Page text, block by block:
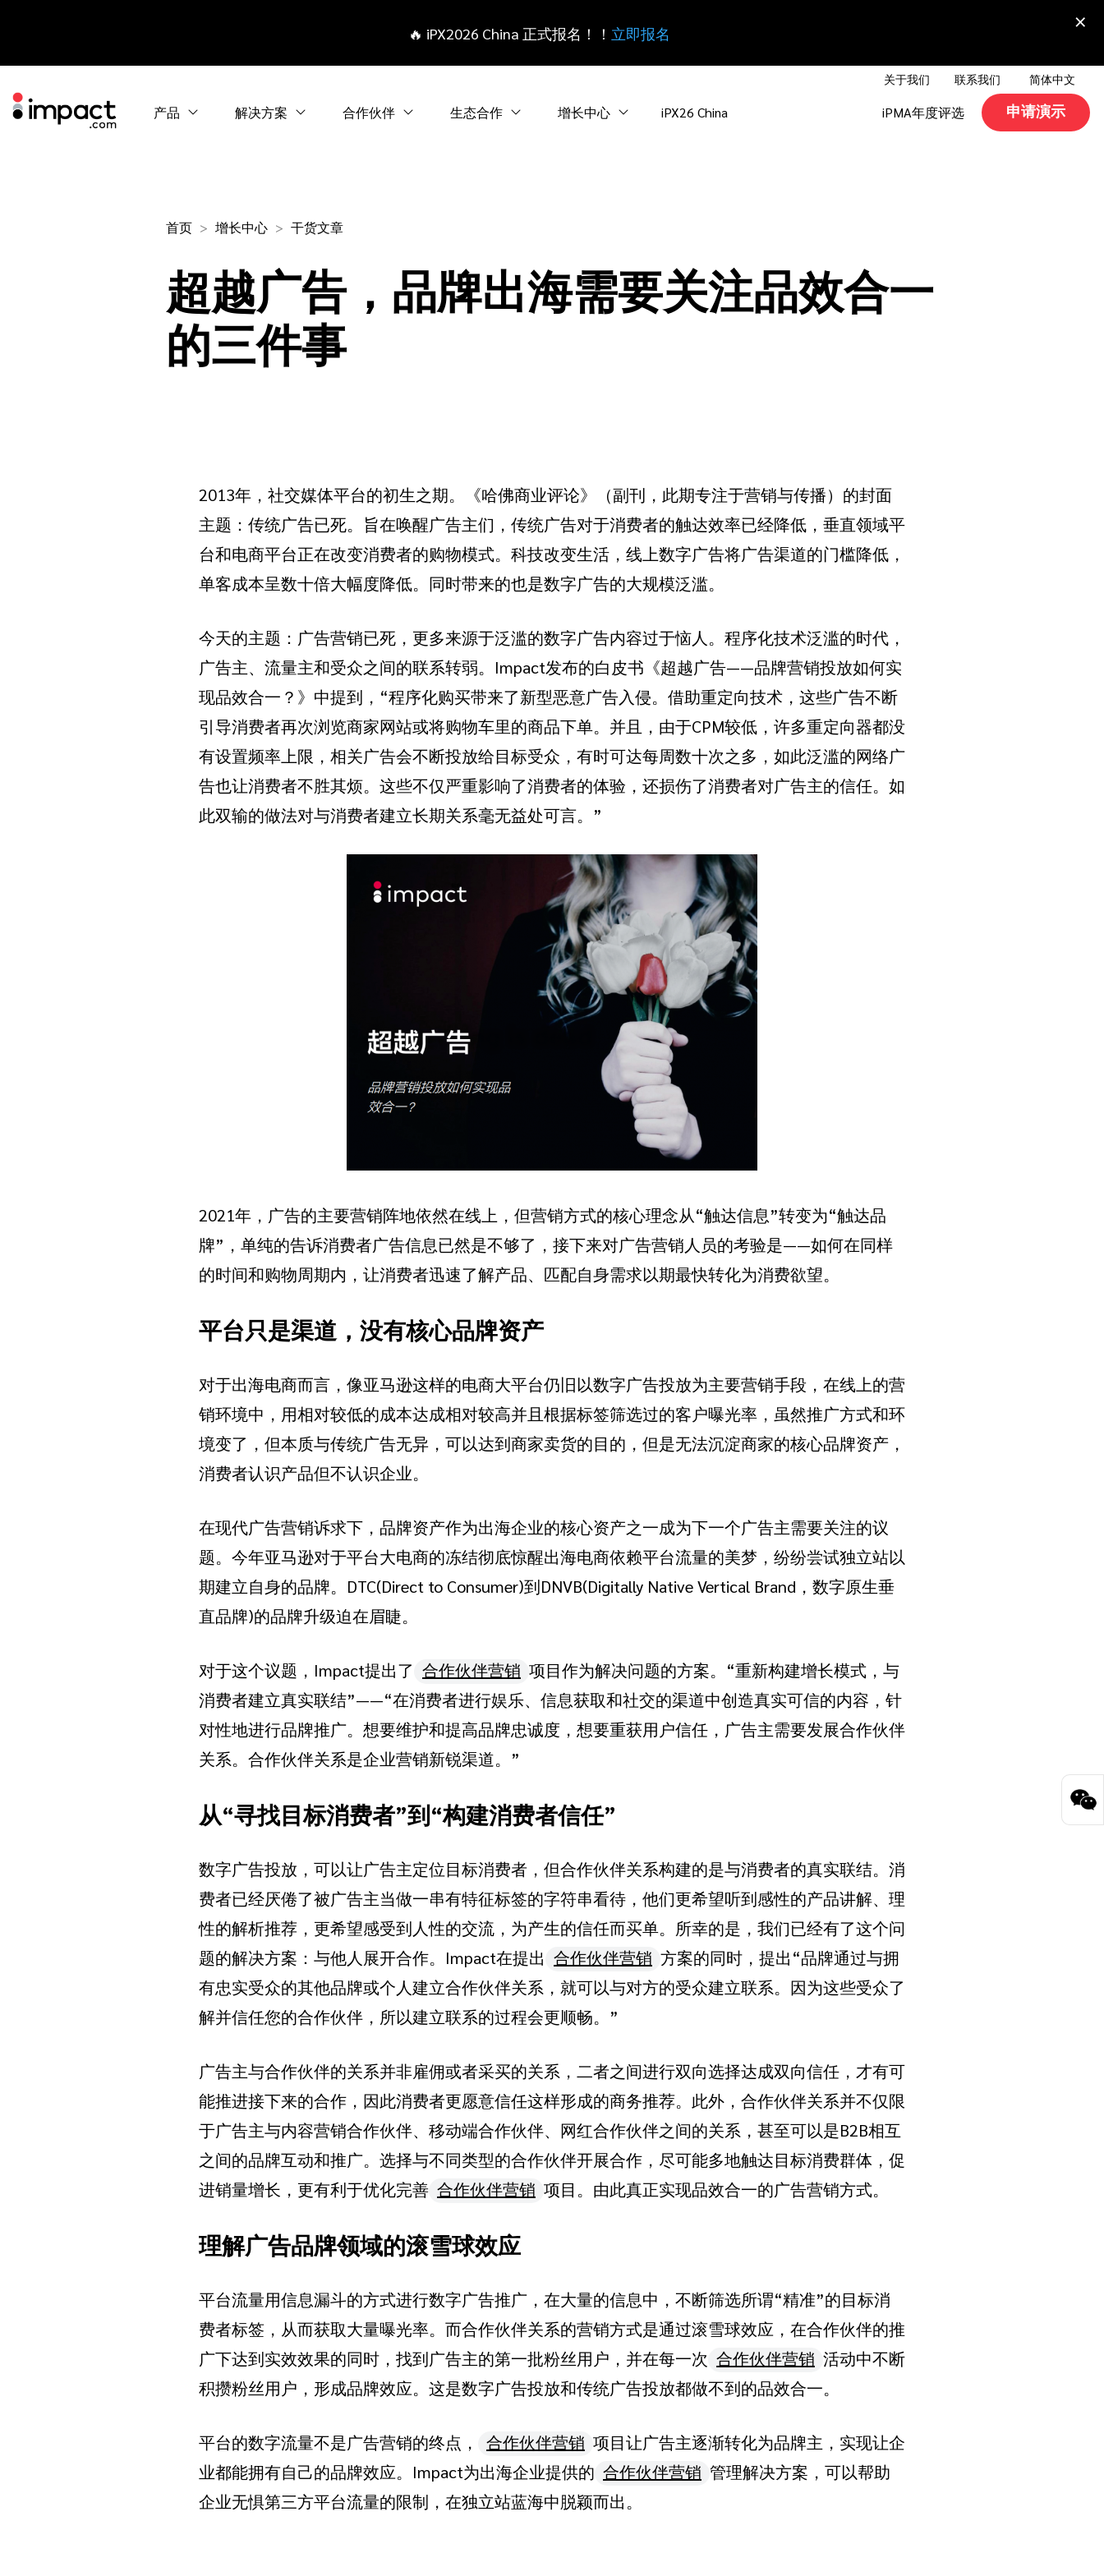
🔥 iPX2026 China 正式报名！！ 立即报名
×
关于我们 联系我们 简体中文
产品 解决方案 合作伙伴 生态合作 增长中心 iPX26 China iPMA年度评选 申请演示
首页 增长中心 干货文章
超越广告，品牌出海需要关注品效合一
的三件事
2013年，社交媒体平台的初生之期。《哈佛商业评论》（副刊，此期专注于营销与传播）的封面
主题：传统广告已死。旨在唤醒广告主们，传统广告对于消费者的触达效率已经降低，垂直领域平
台和电商平台正在改变消费者的购物模式。科技改变生活，线上数字广告将广告渠道的门槛降低，
单客成本呈数十倍大幅度降低。同时带来的也是数字广告的大规模泛滥。
今天的主题：广告营销已死，更多来源于泛滥的数字广告内容过于恼人。程序化技术泛滥的时代，
广告主、流量主和受众之间的联系转弱。Impact发布的白皮书《超越广告——品牌营销投放如何实
现品效合一？》中提到，“程序化购买带来了新型恶意广告入侵。借助重定向技术，这些广告不断
引导消费者再次浏览商家网站或将购物车里的商品下单。并且，由于CPM较低，许多重定向器都没
有设置频率上限，相关广告会不断投放给目标受众，有时可达每周数十次之多，如此泛滥的网络广
告也让消费者不胜其烦。这些不仅严重影响了消费者的体验，还损伤了消费者对广告主的信任。如
此双输的做法对与消费者建立长期关系毫无益处可言。”
2021年，广告的主要营销阵地依然在线上，但营销方式的核心理念从“触达信息”转变为“触达品
牌”，单纯的告诉消费者广告信息已然是不够了，接下来对广告营销人员的考验是——如何在同样
的时间和购物周期内，让消费者迅速了解产品、匹配自身需求以期最快转化为消费欲望。
平台只是渠道，没有核心品牌资产
对于出海电商而言，像亚马逊这样的电商大平台仍旧以数字广告投放为主要营销手段，在线上的营
销环境中，用相对较低的成本达成相对较高并且根据标签筛选过的客户曝光率，虽然推广方式和环
境变了，但本质与传统广告无异，可以达到商家卖货的目的，但是无法沉淀商家的核心品牌资产，
消费者认识产品但不认识企业。
在现代广告营销诉求下，品牌资产作为出海企业的核心资产之一成为下一个广告主需要关注的议
题。今年亚马逊对于平台大电商的冻结彻底惊醒出海电商依赖平台流量的美梦，纷纷尝试独立站以
期建立自身的品牌。DTC(Direct to Consumer)到DNVB(Digitally Native Vertical Brand，数字原生垂
直品牌)的品牌升级迫在眉睫。
对于这个议题，Impact提出了 合作伙伴营销 项目作为解决问题的方案。“重新构建增长模式，与
消费者建立真实联结”——“在消费者进行娱乐、信息获取和社交的渠道中创造真实可信的内容，针
对性地进行品牌推广。想要维护和提高品牌忠诚度，想要重获用户信任，广告主需要发展合作伙伴
关系。合作伙伴关系是企业营销新锐渠道。”
从“寻找目标消费者”到“构建消费者信任”
数字广告投放，可以让广告主定位目标消费者，但合作伙伴关系构建的是与消费者的真实联结。消
费者已经厌倦了被广告主当做一串有特征标签的字符串看待，他们更希望听到感性的产品讲解、理
性的解析推荐，更希望感受到人性的交流，为产生的信任而买单。所幸的是，我们已经有了这个问
题的解决方案：与他人展开合作。Impact在提出 合作伙伴营销 方案的同时，提出“品牌通过与拥
有忠实受众的其他品牌或个人建立合作伙伴关系，就可以与对方的受众建立联系。因为这些受众了
解并信任您的合作伙伴，所以建立联系的过程会更顺畅。”
广告主与合作伙伴的关系并非雇佣或者采买的关系，二者之间进行双向选择达成双向信任，才有可
能推进接下来的合作，因此消费者更愿意信任这样形成的商务推荐。此外，合作伙伴关系并不仅限
于广告主与内容营销合作伙伴、移动端合作伙伴、网红合作伙伴之间的关系，甚至可以是B2B相互
之间的品牌互动和推广。选择与不同类型的合作伙伴开展合作，尽可能多地触达目标消费群体，促
进销量增长，更有利于优化完善 合作伙伴营销 项目。由此真正实现品效合一的广告营销方式。
理解广告品牌领域的滚雪球效应
平台流量用信息漏斗的方式进行数字广告推广，在大量的信息中，不断筛选所谓“精准”的目标消
费者标签，从而获取大量曝光率。而合作伙伴关系的营销方式是通过滚雪球效应，在合作伙伴的推
广下达到实效效果的同时，找到广告主的第一批粉丝用户，并在每一次 合作伙伴营销 活动中不断
积攒粉丝用户，形成品牌效应。这是数字广告投放和传统广告投放都做不到的品效合一。
平台的数字流量不是广告营销的终点， 合作伙伴营销 项目让广告主逐渐转化为品牌主，实现让企
业都能拥有自己的品牌效应。Impact为出海企业提供的 合作伙伴营销 管理解决方案，可以帮助
企业无惧第三方平台流量的限制，在独立站蓝海中脱颖而出。